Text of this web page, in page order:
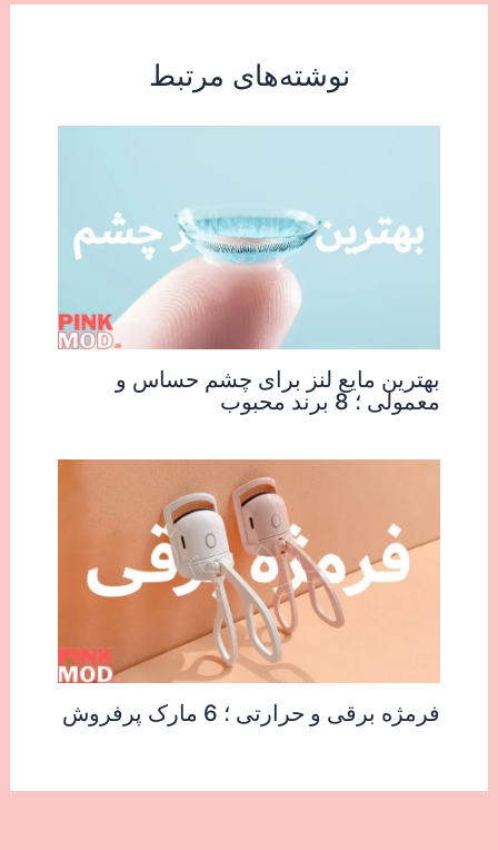
نوشته‌های مرتبط
بهترین مایع لنز برای چشم حساس و
معمولی ؛ 8 برند محبوب
فرمژه برقی و حرارتی ؛ 6 مارک پرفروش